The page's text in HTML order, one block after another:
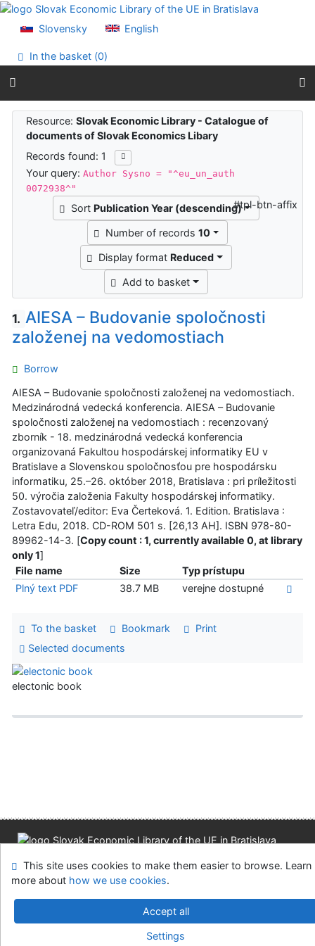
Go to content
Accessibility declaration
Slovensky English
In the basket (0)
Search results
Resource:Slovak Economic Library - Catalogue of
documents of Slovak Economics Libary
Records found: 1
Your query:Author Sysno = "^eu_un_auth
0072938^"
Sort Publication Year (descending)
Number of records 10
Display format Reduced
Add to basket
#tpl-btn-affix
1. AIESA – Budovanie spoločnosti
založenej na vedomostiach
Borrow
AIESA – Budovanie spoločnosti založenej na vedomostiach.
Medzinárodná vedecká konferencia. AIESA – Budovanie
spoločnosti založenej na vedomostiach : recenzovaný
zborník - 18. medzinárodná vedecká konferencia
organizovaná Fakultou hospodárskej informatiky EU v
Bratislave a Slovenskou spoločnosťou pre hospodársku
informatiku, 25.–26. október 2018, Bratislava : pri príležitosti
50. výročia založenia Fakulty hospodárskej informatiky.
Zostavovateľ/editor: Eva Čerteková. 1. Edition. Bratislava :
Letra Edu, 2018. CD-ROM 501 s. [26,13 AH]. ISBN 978-80-
89962-14-3. [Copy count : 1, currently available 0, at library
only 1]
File name
Size
Typ prístupu
Plný text PDF
38.7 MB verejne dostupné
To the basket Bookmark
Print
Selected documents
electonic book
Feedback form
Cookie settings
Slovak Economic Library of the UE in Bratislava
v.4.8.63a -
This site uses cookies to make them easier to browse. Learn
more about how we use cookies.
Accept all
Settings